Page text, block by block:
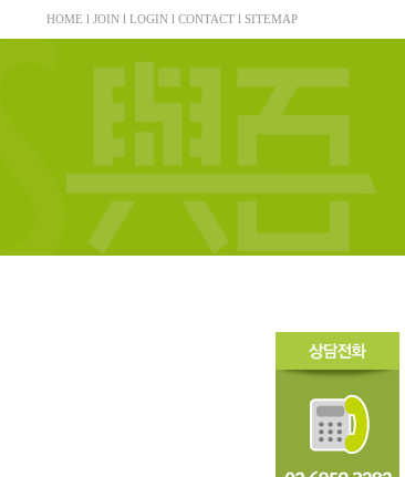
HOME l JOIN l LOGIN l CONTACT l SITEMAP